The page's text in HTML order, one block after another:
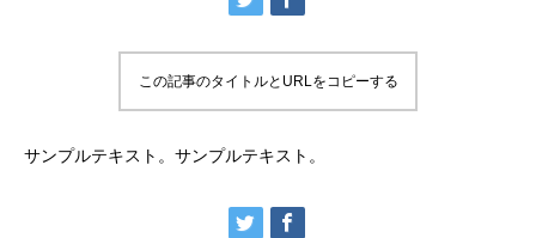
この記事のタイトルとURLをコピーする
サンプルテキスト。サンプルテキスト。